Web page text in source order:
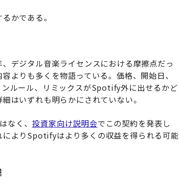
かである。
デジタル音楽ライセンスにおける摩擦点だっ
よりも多くを物語っている。価格、開始日、
ルール、リミックスがSpotify外に出せるかど
はいずれも明らかにされていない。
なく、投資家向け説明会でこの契約を発表し
よりSpotifyはより多くの収益を得られる可能